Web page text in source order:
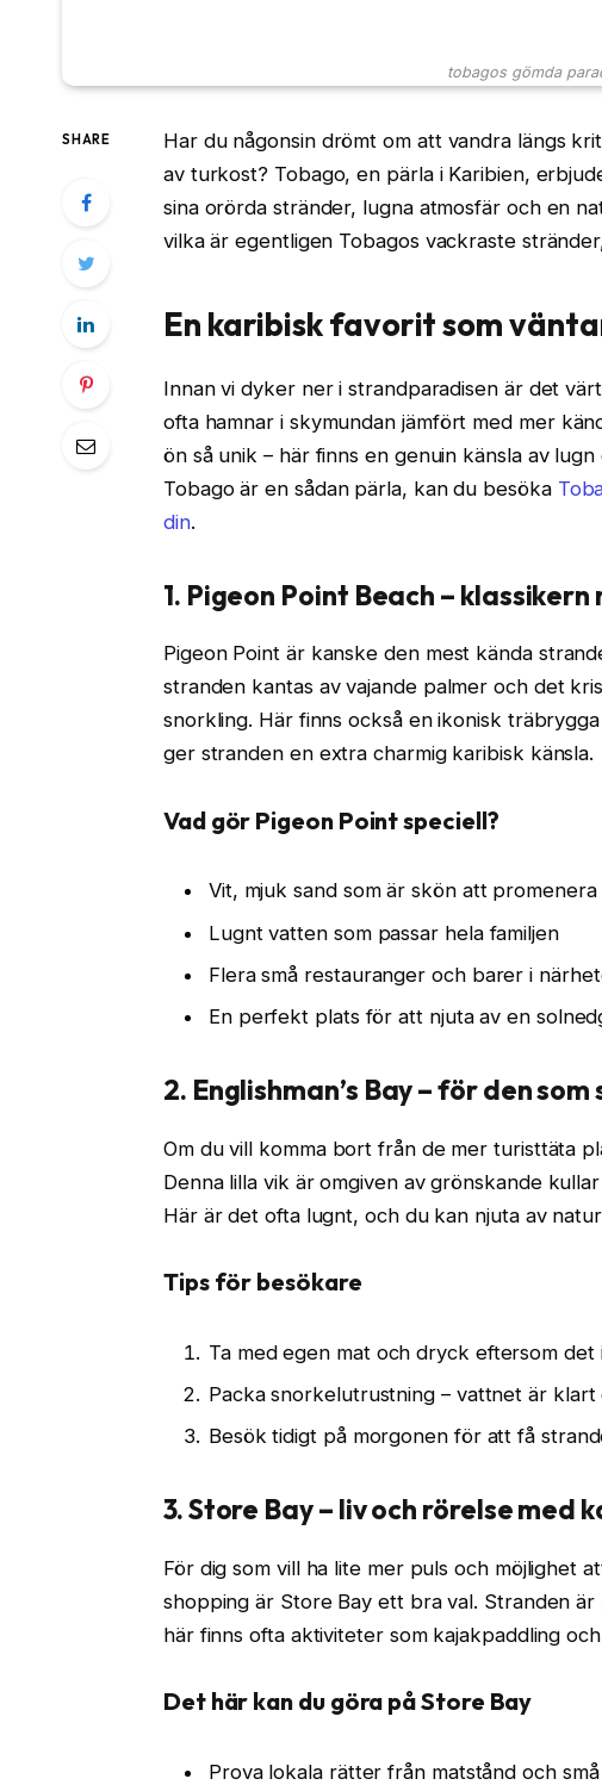
tobagos gömda
SHARE
Har du någonsin drömt om att vandra längs
av turkost? Tobago, en pärla i Karibien,
sina orörda stränder, lugna atmosfär och en
vilka är egentligen Tobagos vackraste
En karibisk favorit som
Innan vi dyker ner i strandparadisen är det
ofta hamnar i skymundan jämfört med mer
ön så unik – här finns en genuin känsla av
Tobago är en sådan pärla, kan du besöka
din.
1. Pigeon Point Beach –
Pigeon Point är kanske den mest kända
stranden kantas av vajande palmer och det
snorkling. Här finns också en ikonisk
ger stranden en extra charmig karibisk känsla.
Vad gör Pigeon Point speciell?
Vit, mjuk sand som är skön att promenera
Lugnt vatten som passar hela familjen
Flera små restauranger och barer i
En perfekt plats för att njuta av en
2. Englishman’s Bay – för den
Om du vill komma bort från de mer turisttäta
Denna lilla vik är omgiven av grönskande
Här är det ofta lugnt, och du kan njuta av
Tips för besökare
Ta med egen mat och dryck eftersom
Packa snorkelutrustning – vattnet är
Besök tidigt på morgonen för att få
3. Store Bay – liv och rörelse med
För dig som vill ha lite mer puls och möjlighet
shopping är Store Bay ett bra val. Stranden
här finns ofta aktiviteter som kajakpaddling
Det här kan du göra på Store Bay
Prova lokala rätter från matstånd och